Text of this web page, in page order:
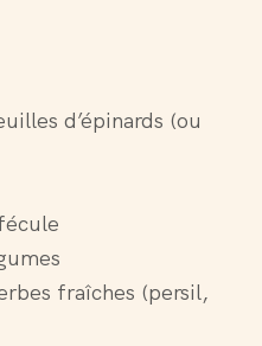
d’épinards (ou
fraîches (persil,